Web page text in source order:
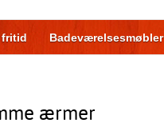
fritid Badeværelsesmøbler
ærmer